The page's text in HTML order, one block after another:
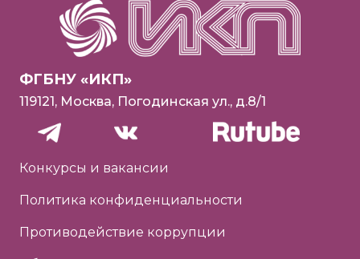
ФГБНУ «ИКП»
119121, Москва, Погодинская ул., д.8/1
Конкурсы и вакансии
Политика конфиденциальности
Противодействие коррупции